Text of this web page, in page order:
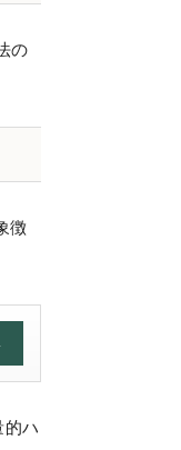
の
徴
ハ